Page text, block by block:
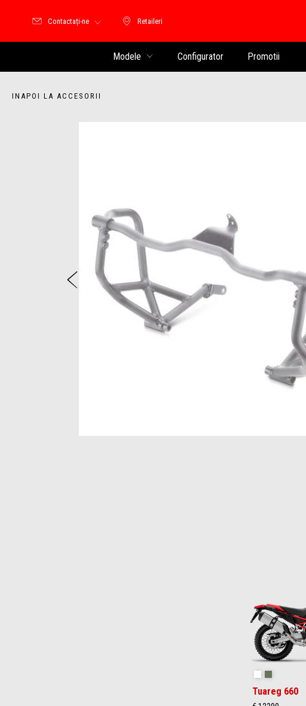
Retaileri
Retaileri
Contactați-ne
Modele Configurator Promotii
INAPOI LA ACCESORII
Anterior
Tuareg 660